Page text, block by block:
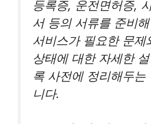
등록증, 운전면허증,
서 등의 서류를 준비
서비스가 필요한 문제
상태에 대한 자세한
록 사전에 정리해두는
니다.